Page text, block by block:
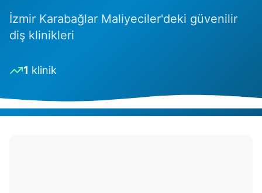
İzmir Karabağlar Maliyeciler'deki güvenilir
diş klinikleri
1 klinik